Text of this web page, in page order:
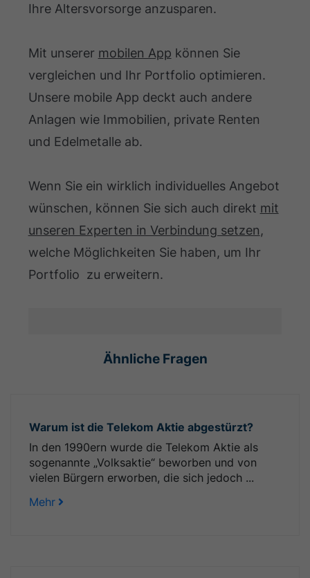
Ihre Altersvorsorge anzusparen.
Mit unserer mobilen App können Sie
vergleichen und Ihr Portfolio optimieren.
Unsere mobile App deckt auch andere
Anlagen wie Immobilien, private Renten
und Edelmetalle ab.
Wenn Sie ein wirklich individuelles Angebot
wünschen, können Sie sich auch direkt mit
unseren Experten in Verbindung setzen,
welche Möglichkeiten Sie haben, um Ihr
Portfolio zu erweitern.
Ähnliche Fragen
Warum ist die Telekom Aktie abgestürzt?
In den 1990ern wurde die Telekom Aktie als
sogenannte „Volksaktie“ beworben und von
vielen Bürgern erworben, die sich jedoch ...
Mehr